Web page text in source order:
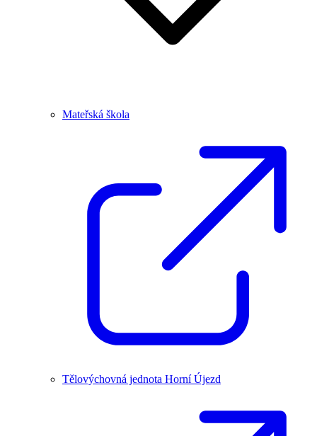
Mateřská škola
Tělovýchovná jednota Horní Újezd